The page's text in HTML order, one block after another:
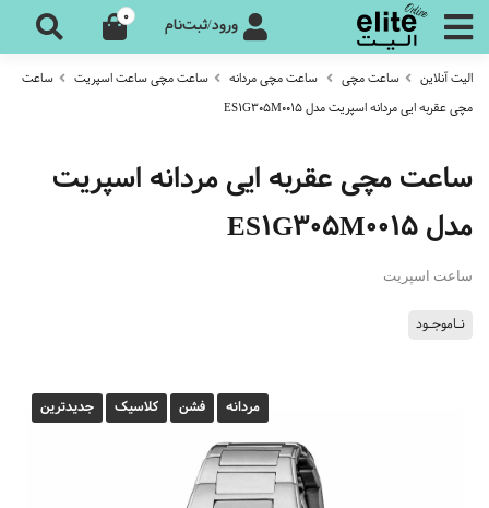
ورود/ثبت‌نام 0
الیت آنلاین ساعت مچی ساعت مچی مردانه ساعت مچی ساعت اسپریت
ساعت
مچی عقربه ایی مردانه اسپریت مدل ES1G305M0015
ساعت مچی عقربه ایی مردانه اسپریت
مدل ES1G305M0015
ساعت اسپریت
نـاموجـود
مردانه فشن کلاسیک جدیدترین